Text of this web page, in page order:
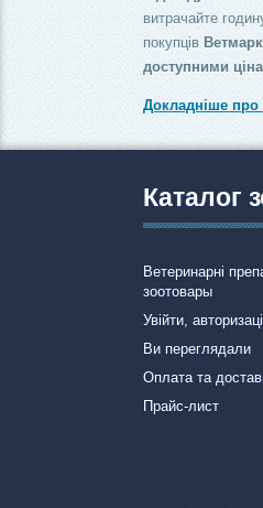
витрачайте
покупців
доступними
Докладніше
Каталог
Ветеринарні
зоотовары
Увійти,
Ви переглядали
Оплата та
Прайс-лист